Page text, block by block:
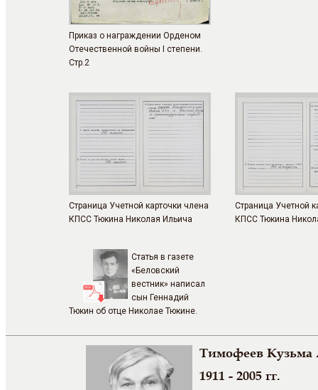
Приказ о награждении Орденом
Отечественной войны I степени.
Стр.2
Страница Учетной карточки члена
КПСС Тюкина Николая Ильича
Страница Учетной
КПСС Тюкина
Статья в газете
«Беловский
вестник» написал
сын Геннадий
Тюкин об отце Николае Тюкине.
Тимофеев Кузьма
1911 - 2005 гг.